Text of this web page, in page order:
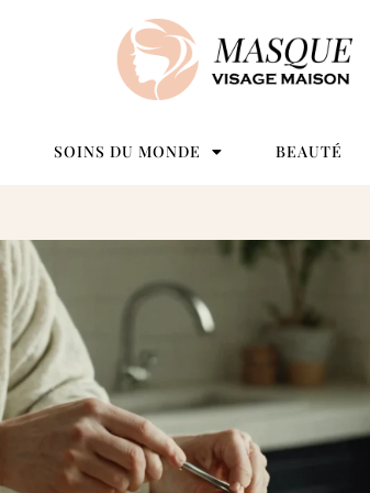
SOINS DU MONDE BEAUTÉ